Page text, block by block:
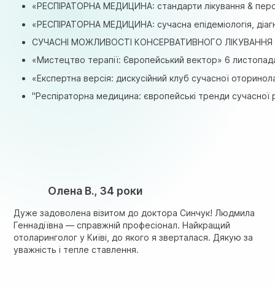
«РЕСПІРАТОРНА МЕДИЦИНА: стандарти лікування &
«РЕСПІРАТОРНА МЕДИЦИНА: сучасна епідеміологія,
СУЧАСНІ МОЖЛИВОСТІ КОНСЕРВАТИВНОГО ЛІКУВАННЯ
«Мистецтво терапії: Європейський вектор» 6
«Експертна версія: дискусійний клуб сучасної
"Респіраторна медицина: європейські тренди
Олена В., 34 роки
Дуже задоволена візитом до доктора Синчук! Людмила
Геннадіївна — справжній професіонал. Найкращий
отоларинголог у Київі, до якого я зверталася. Дякую за
уважність і тепле ставлення.